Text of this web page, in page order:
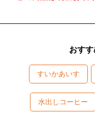
おす
すいかあいす
水出しコーヒー